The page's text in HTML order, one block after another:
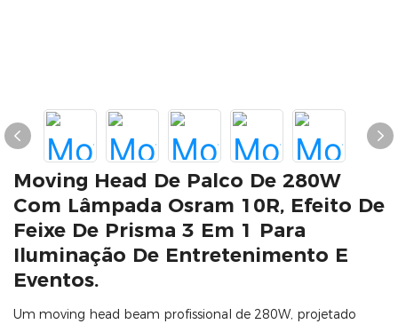
Moving Head De Palco De 280W
Com Lâmpada Osram 10R, Efeito De
Feixe De Prisma 3 Em 1 Para
Iluminação De Entretenimento E
Eventos.
Um moving head beam profissional de 280W, projetado